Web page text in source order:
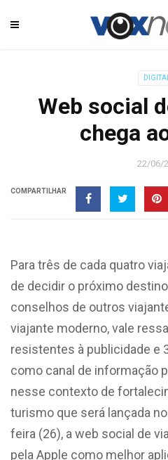
DIGITAL
Web social
chega
22/06/
COMPARTILHAR
Para três de cada quatro
de decidir o próximo
conselhos de outros
viajante moderno, vale
resistentes à publicidade e
como canal de informação
nesse contexto de
turismo que será lançada
feira (26), a web social de
pela Apple como melhor